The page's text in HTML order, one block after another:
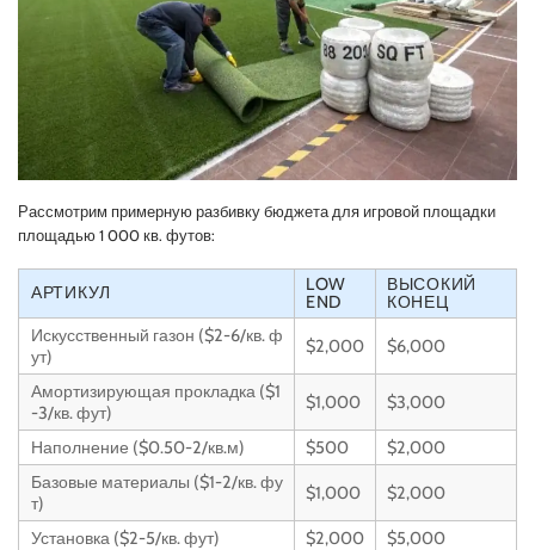
Рассмотрим примерную разбивку бюджета для игровой площадки
площадью 1 000 кв. футов:
АРТИКУЛ
LOW
END
ВЫСОКИЙ
КОНЕЦ
Искусственный газон ($2-6/кв. ф
ут)
$2,000 $6,000
Амортизирующая прокладка ($1
-3/кв. фут)
$1,000 $3,000
Наполнение ($0.50-2/кв.м) $500
$2,000
Базовые материалы ($1-2/кв. фу
т)
$1,000 $2,000
Установка ($2-5/кв. фут) $2,000
$5,000